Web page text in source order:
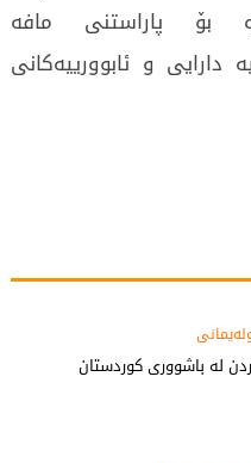
بۆ پاراستنی مافە
دارایی و ئابوورییەکانی
لە باشووری کوردستان